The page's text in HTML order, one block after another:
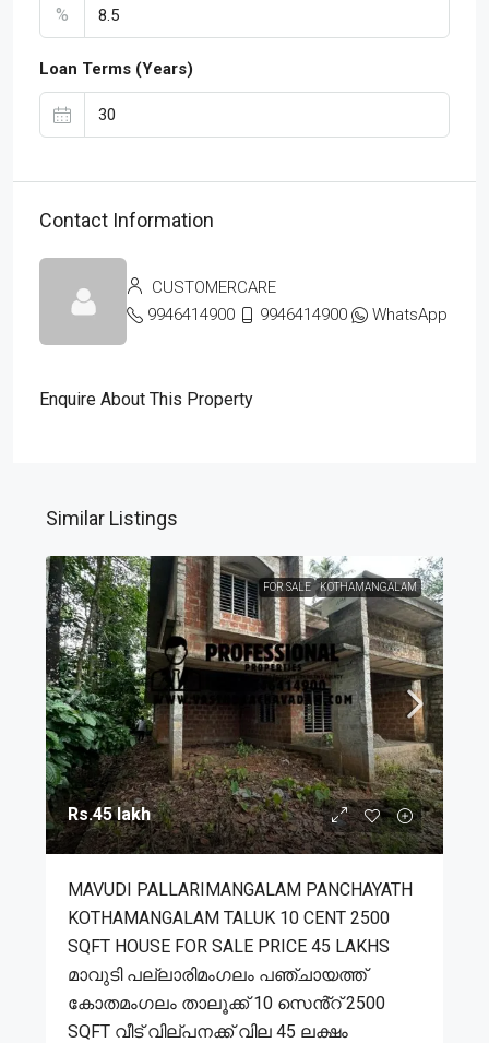
%
Loan Terms (Years)
Contact Information
CUSTOMERCARE
9946414900
9946414900 WhatsApp
Enquire About This Property
Similar Listings
FOR SALE KOTHAMANGALAM
Rs.45 lakh
MAVUDI PALLARIMANGALAM PANCHAYATH
KOTHAMANGALAM TALUK 10 CENT 2500
SQFT HOUSE FOR SALE PRICE 45 LAKHS
മാവുടി പല്ലാരിമംഗലം പഞ്ചായത്ത്
കോതമംഗലം താലൂക്ക് 10 സെൻ്റ് 2500
SQFT വീട് വില്പനക്ക് വില 45 ലക്ഷം